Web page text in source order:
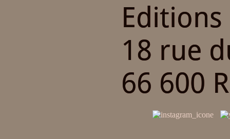
Editions
18 rue
66 600